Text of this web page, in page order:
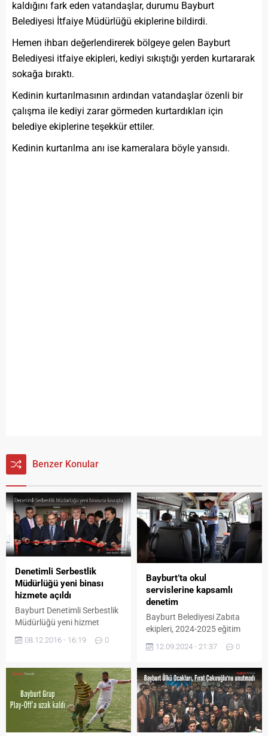
kaldığını fark eden vatandaşlar, durumu Bayburt
Belediyesi İtfaiye Müdürlüğü ekiplerine bildirdi.
Hemen ihbarı değerlendirerek bölgeye gelen Bayburt
Belediyesi itfaiye ekipleri, kediyi sıkıştığı yerden kurtararak
sokağa bıraktı.
Kedinin kurtarılmasının ardından vatandaşlar özenli bir
çalışma ile kediyi zarar görmeden kurtardıkları için
belediye ekiplerine teşekkür ettiler.
Kedinin kurtarılma anı ise kameralara böyle yansıdı.
Benzer Konular
Denetimli Serbestlik
Müdürlüğü yeni binası
hizmete açıldı
Bayburt Denetimli Serbestlik
Müdürlüğü yeni hizmet
hizmete açıldı. Vali Nihat
bulunan özel idare hizmet
binası 1’inci katında
gerçekleştirilen törene Vali
İsmail Ustaoğlu, Belediye
Başkanı Mete Memiş,
Garnizon Komutanı
08.12.2016 - 16:19 0
Bayburt’ta okul
servislerine kapsamlı
denetim
Bayburt Belediyesi Zabıta
ekipleri, 2024-2025 eğitim
birlikte okul servis araçlarına
gerçekleştirdi.
12.09.2024 - 21:37 0